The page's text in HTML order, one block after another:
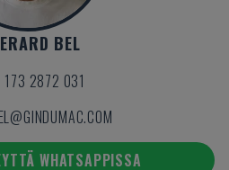
BEL
173 2872 031
WHATSAPPISSA